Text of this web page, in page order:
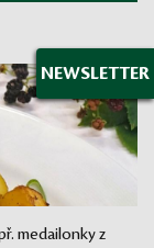
medailonky z
NEWSLETTER